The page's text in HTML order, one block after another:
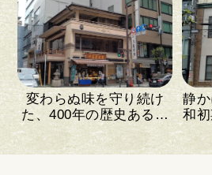
変わらぬ味を守り続け
た、400年の歴史ある和
菓子店
静
和